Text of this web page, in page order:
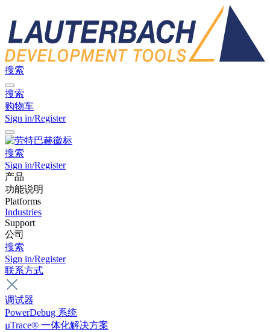
搜索
搜索
购物车
Sign in/Register
搜索
Sign in/Register
产品
功能说明
Platforms
Industries
Support
公司
搜索
Sign in/Register
联系方式
调试器
PowerDebug 系统
µTrace® 一体化解决方案